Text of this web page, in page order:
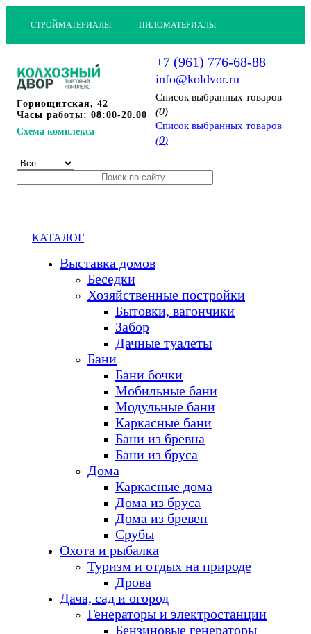
СТРОЙМАТЕРИАЛЫ ПИЛОМАТЕРИАЛЫ
Горнощитская, 42
Часы работы: 08:00-20.00
Схема комплекса
+7 (961) 776-68-88
info@koldvor.ru
Cписок выбранных товаров
(0)
Cписок выбранных товаров
(0)
КАТАЛОГ
Выставка домов
Беседки
Хозяйственные постройки
Бытовки, вагончики
Забор
Дачные туалеты
Бани
Бани бочки
Мобильные бани
Модульные бани
Каркасные бани
Бани из бревна
Бани из бруса
Дома
Каркасные дома
Дома из бруса
Дома из бревен
Срубы
Охота и рыбалка
Туризм и отдых на природе
Дрова
Дача, сад и огород
Генераторы и электростанции
Бензиновые генераторы